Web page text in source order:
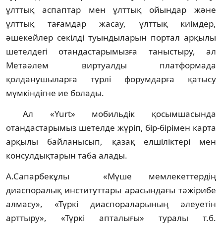
ұлттық аспаптар мен ұлттық ойындар және
ұлттық тағамдар жасау, ұлттық киімдер,
әшекейлер секілді туындыларын портал арқылы
шетелдегі отандастарымызға таныстыру, ал
Метаәлем виртуалды платформада
қолданушыларға түрлі форумдарға қатысу
мүмкіндігне ие болады.
Ал «Yurt» мобильдік қосымшасында
отандастарымыз шетелде жүріп, бір-бірімен карта
арқылы байланысып, қазақ елшіліктері мен
консулдықтарын таба алады.
А.Сапарбекұлы «Мүше мемлекеттердің
диаспоралық институттары арасындағы тәжірибе
алмасу», «Түркі диаспораларының әлеуетін
арттыру», «Түркі апталығы» туралы т.б.